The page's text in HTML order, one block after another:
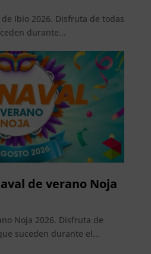
Ibio 2026. Disfruta de todas
durante...
de verano Noja
Noja 2026. Disfruta de
suceden durante el...